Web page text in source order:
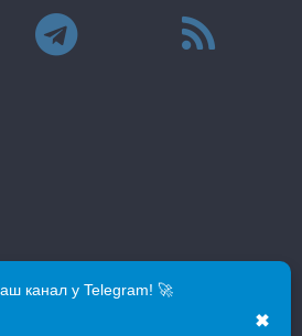
канал у Telegram! 🚀
✖